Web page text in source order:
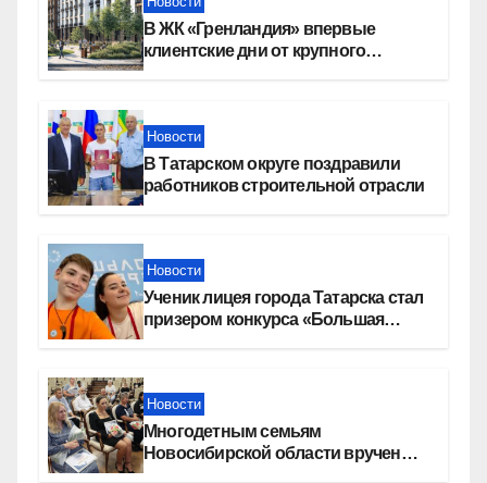
В ЖК «Гренландия» впервые
клиентские дни от крупного
Новости
В Татарском округе поздравили
работников строительной отрасли
Новости
Ученик лицея города Татарска стал
призером конкурса «Большая
Новости
Многодетным семьям
Новосибирской области вручены